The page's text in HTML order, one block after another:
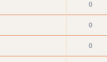
0
0
0